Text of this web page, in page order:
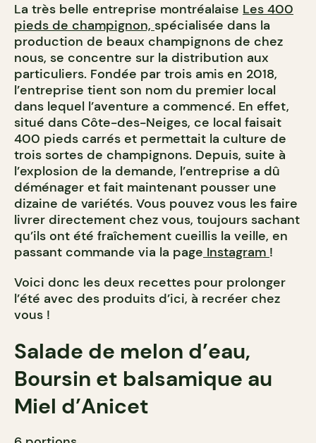
La très belle entreprise montréalaise Les 400
pieds de champignon, spécialisée dans la
production de beaux champignons de chez
nous, se concentre sur la distribution aux
particuliers. Fondée par trois amis en 2018,
l’entreprise tient son nom du premier local
dans lequel l’aventure a commencé. En effet,
situé dans Côte-des-Neiges, ce local faisait
400 pieds carrés et permettait la culture de
trois sortes de champignons. Depuis, suite à
l’explosion de la demande, l’entreprise a dû
déménager et fait maintenant pousser une
dizaine de variétés. Vous pouvez vous les faire
livrer directement chez vous, toujours sachant
qu’ils ont été fraîchement cueillis la veille, en
passant commande via la page Instagram !
Voici donc les deux recettes pour prolonger
l’été avec des produits d’ici, à recréer chez
vous !
Salade de melon d’eau,
Boursin et balsamique au
Miel d’Anicet